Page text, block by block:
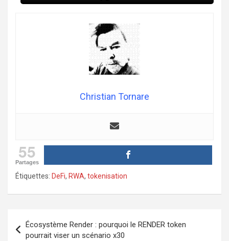
Christian Tornare
55
Partages
Étiquettes: DeFi, RWA, tokenisation
Navigation
de
Écosystème Render : pourquoi le RENDER token
pourrait viser un scénario x30